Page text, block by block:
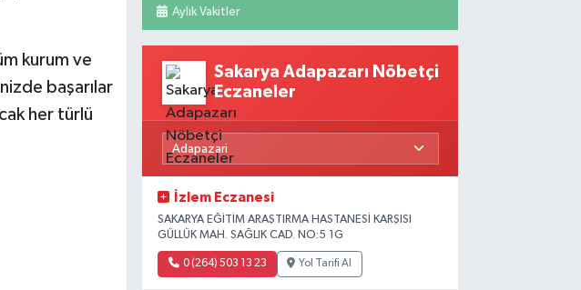
kurum ve
başarılar
her türlü
Aylık Vakitler
Sakarya Adapazarı Nöbetçi
Eczaneler
İzlem Eczanesi
SAKARYA EĞİTİM ARAŞTIRMA HASTANESİ KARŞISI
GÜLLÜK MAH. SAĞLIK CAD. NO:5 1G
0 (264) 503 13 23 Yol Tarifi Al